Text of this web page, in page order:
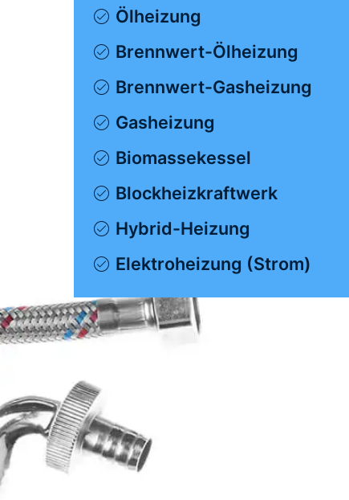
Ölheizung
Brennwert-Ölheizung
Brennwert-Gasheizung
Gasheizung
Biomassekessel
Blockheizkraftwerk
Hybrid-Heizung
Elektroheizung (Strom)